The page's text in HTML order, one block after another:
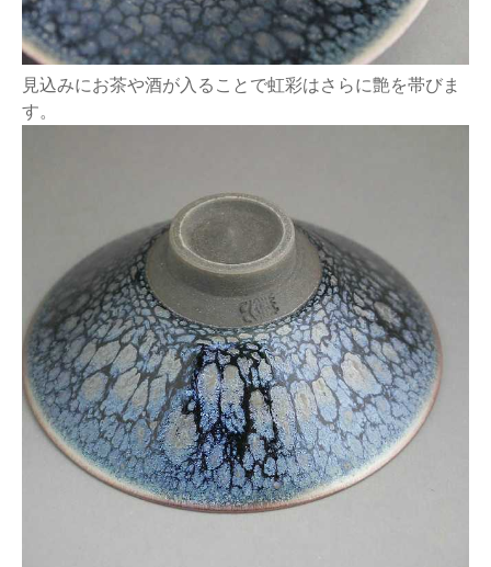
見込みにお茶や酒が入ることで虹彩はさらに艶を帯びま
す。